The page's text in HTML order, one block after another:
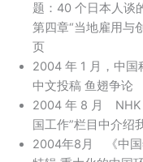
题：40 个日本人谈
第四章“当地雇用与
页
2004 年 1 月，中国
中文投稿 鱼翅争论
2004 年 8 月 NHK
国工作”栏目中介绍
2004年8月 《中国